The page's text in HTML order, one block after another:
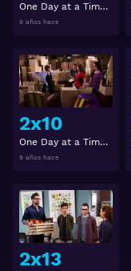
One Day at a Time (Día a Día) 2x7
9 años hace
2x10
One Day at a Time (Día a Día) 2x10
9 años hace
2x13